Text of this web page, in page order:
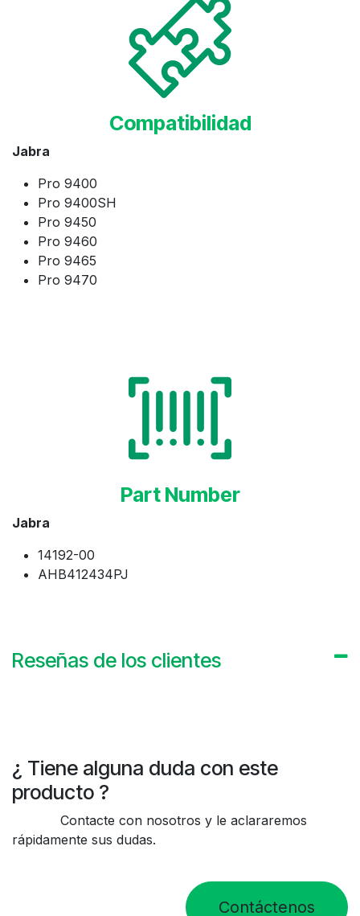
Compatibilidad
Jabra
Pro 9400
Pro 9400SH
Pro 9450
Pro 9460
Pro 9465
Pro 9470
Part Number
Jabra​
14192-00
AHB412434PJ
Reseñas de los clientes
¿ Tiene alguna duda con este
producto ?
Contacte con nosotros y le aclararemos
rápidamente sus dudas.
Contáctenos